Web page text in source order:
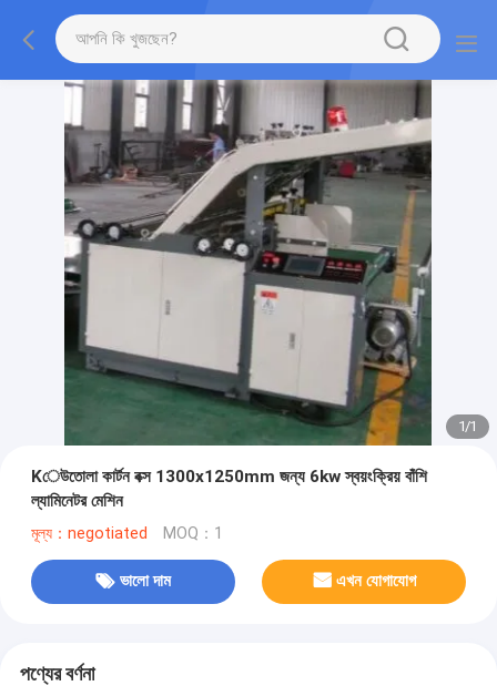
1/1
Kেউতোলা কার্টন বক্স 1300x1250mm জন্য 6kw স্বয়ংক্রিয় বাঁশি
ল্যামিনেটর মেশিন
মূল্য：negotiated MOQ：1
ভালো দাম এখন যোগাযোগ
পণ্যের বর্ণনা